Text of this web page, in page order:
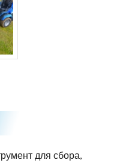
для сбора,